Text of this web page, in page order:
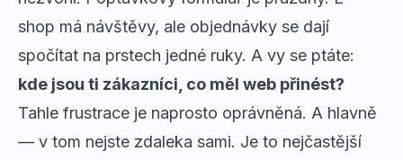
shop má návštěvy, ale objednávky se dají
spočítat na prstech jedné ruky. A vy se ptáte:
kde jsou ti zákazníci, co měl web přinést?
Tahle frustrace je naprosto oprávněná. A hlavně
— v tom nejste zdaleka sami. Je to nejčastější